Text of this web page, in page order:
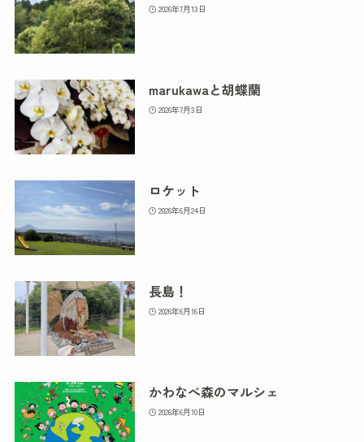
2026年7月13日
marukawaと胡蝶蘭
2026年7月3日
ロケット
2026年6月24日
長島！
2026年6月16日
かわなべ森のマルシェ
2026年6月10日